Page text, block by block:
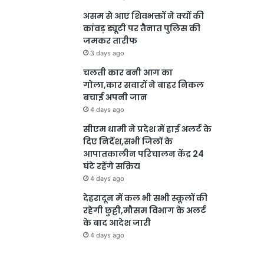
असम से आए शिवभक्तों ने क्यों की
कांवड़ ड्यूटी पर तैनात पुलिस की
जमकर तारीफ
3 days ago
चलती कार बनी आग का
गोला,कार सवारों ने बाहर निकल
बचाई अपनी जान
4 days ago
सीएम धामी ने प्रदेश में हाई अलर्ट के
दिए निर्देश,सभी जिलों के
आपातकालीन परिचालन केंद्र 24
घंटे रहेंगे सक्रिय
4 days ago
देहरादून में कल भी सभी स्कूलों की
रहेगी छुट्टी,मौसम विभाग के अलर्ट
के बाद आदेश जारी
4 days ago